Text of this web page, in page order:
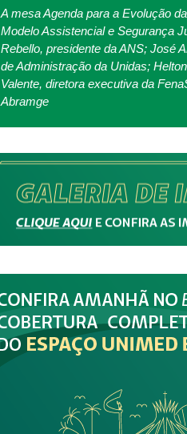
A mesa Agenda para a Evolução
Modelo Assistencial e Segurança
Rebello, presidente da ANS; José
de Administração da Unidas;
Valente, diretora executiva da
Abramge